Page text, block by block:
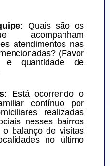
: Quais são os
acompanham
atendimentos nas
(Favor
e quantidade de
: Está ocorrendo o
contínuo por
realizadas
nesses bairros
balanço de visitas
no último